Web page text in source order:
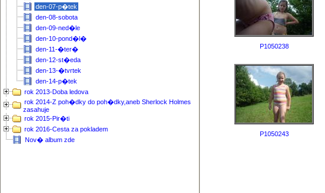
den-07-p�tek
den-08-sobota
den-09-ned�le
den-10-pond�l�
den-11-�ter�
den-12-st�eda
den-13-�tvrtek
den-14-p�tek
rok 2013-Doba ledova
rok 2014-Z poh�dky do poh�dky,aneb Sherlock Holmes
zasahuje
rok 2015-Pir�ti
rok 2016-Cesta za pokladem
Nov� album zde
P1050238
P1050243